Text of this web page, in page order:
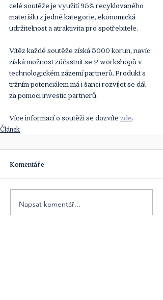
celé soutěže je využití 95% recyklovaného
materiálu z jedné kategorie, ekonomická
udržitelnost a atraktivita pro spotřebitele.
Vítěz každé soutěže získá 5000 korun, navíc
získá možnost zúčastnit se 2 workshopů v
technologickém zázemí partnerů. Produkt s
tržním potenciálem má i šanci rozvíjet se dál
za pomoci investic partnerů.
Více informací o soutěži se dozvíte zde.
Článek
Komentáře
Napsat komentář...